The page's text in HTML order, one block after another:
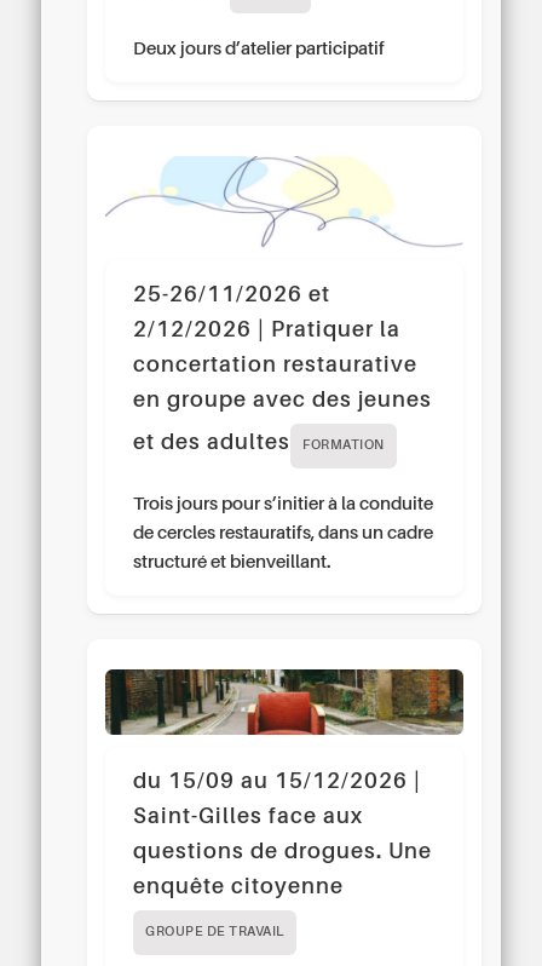
Deux jours d’atelier participatif
25-26/11/2026 et
2/12/2026 | Pratiquer la
concertation restaurative
en groupe avec des jeunes
et des adultes
FORMATION
Trois jours pour s’initier à la conduite
de cercles restauratifs, dans un cadre
structuré et bienveillant.
du 15/09 au 15/12/2026 |
Saint-Gilles face aux
questions de drogues. Une
enquête citoyenne
GROUPE DE TRAVAIL